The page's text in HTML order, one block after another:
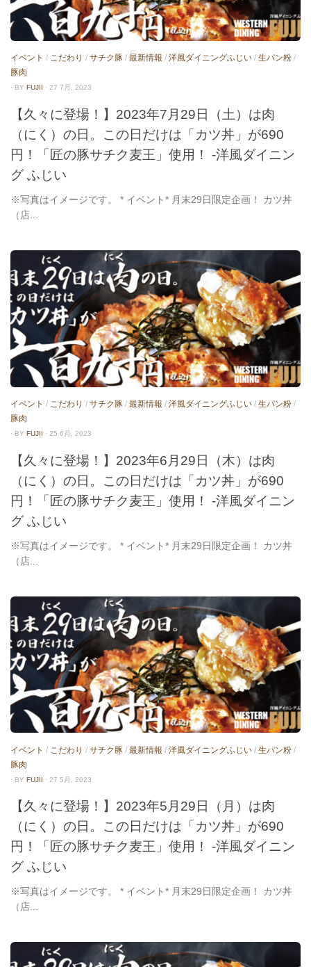
イベント / こだわり / サチク豚 / 最新情報 / 洋風ダイニングふじい / 生パン粉 /
豚肉
· BY FUJII · 27 7月, 2023
【久々に登場！】2023年7月29日（土）は肉
（にく）の日。この日だけは「カツ丼」が690
円！「匠の豚サチク麦王」使用！ -洋風ダイニン
グ ふじい
※写真はイメージです。 * イベント* 月末29日限定企画！ カツ丼
（店...
イベント / こだわり / サチク豚 / 最新情報 / 洋風ダイニングふじい / 生パン粉 /
豚肉
· BY FUJII · 25 6月, 2023
【久々に登場！】2023年6月29日（木）は肉
（にく）の日。この日だけは「カツ丼」が690
円！「匠の豚サチク麦王」使用！ -洋風ダイニン
グ ふじい
※写真はイメージです。 * イベント* 月末29日限定企画！ カツ丼
（店...
イベント / こだわり / サチク豚 / 最新情報 / 洋風ダイニングふじい / 生パン粉 /
豚肉
· BY FUJII · 27 5月, 2023
【久々に登場！】2023年5月29日（月）は肉
（にく）の日。この日だけは「カツ丼」が690
円！「匠の豚サチク麦王」使用！ -洋風ダイニン
グ ふじい
※写真はイメージです。 * イベント* 月末29日限定企画！ カツ丼
（店...